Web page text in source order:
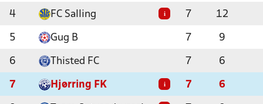
4 FC Salling i 7 12
5 Gug B 7 9
6 Thisted FC 7 6
7 Hjørring FK i 7 6